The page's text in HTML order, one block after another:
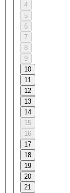
4
5
6
7
8
9
10
11
12
13
14
15
16
17
18
19
20
21